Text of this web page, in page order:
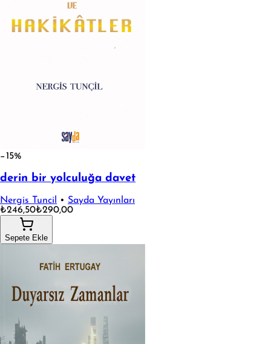
−15%
derin bir yolculuğa davet
Nergis Tuncil • Sayda Yayınları
₺246,50₺290,00
Sepete Ekle